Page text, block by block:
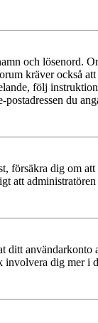
och lösenord.
kräver också
följ
du
dig om
att
involvera dig mer i